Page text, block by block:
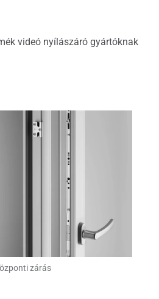
videó nyílászáró gyártóknak
zárás